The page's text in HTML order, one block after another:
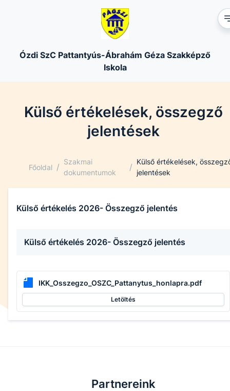
Ózdi SzC Pattantyús-Ábrahám Géza Szakképző
Iskola
Külső értékelések, összegző
jelentések
Főoldal /
Szakmai
dokumentumok
/
Külső értékelések,
jelentések
Külső értékelés 2026- Összegző jelentés
Külső értékelés 2026- Összegző jelentés
IKK_Osszegzo_OSZC_Pattanytus_honlapra.pdf
Letöltés
Partnereink